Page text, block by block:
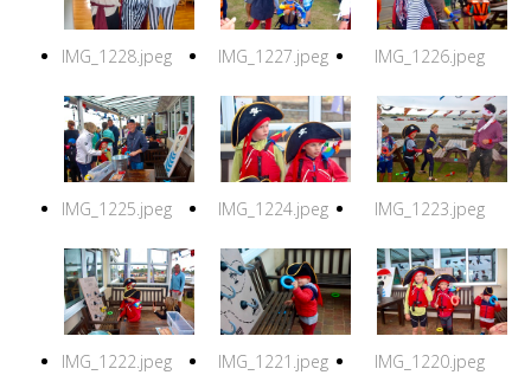
IMG_1228.jpeg IMG_1227.jpeg IMG_1226.jpeg
IMG_1225.jpeg IMG_1224.jpeg IMG_1223.jpeg
IMG_1222.jpeg IMG_1221.jpeg IMG_1220.jpeg